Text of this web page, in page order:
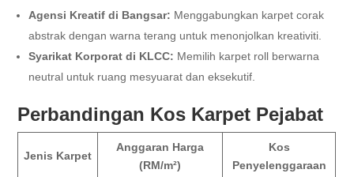
Agensi Kreatif di Bangsar: Menggabungkan karpet corak
abstrak dengan warna terang untuk menonjolkan kreativiti.
Syarikat Korporat di KLCC: Memilih karpet roll berwarna
neutral untuk ruang mesyuarat dan eksekutif.
Perbandingan Kos Karpet Pejabat
Jenis Karpet
Anggaran Harga
(RM/m²)
Kos
Penyelenggaraan